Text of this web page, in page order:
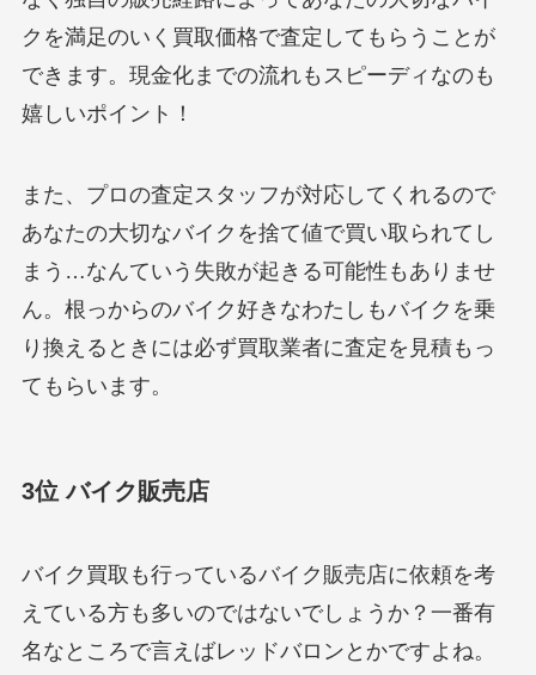
クを満足のいく買取価格で査定してもらうことが
できます。現金化までの流れもスピーディなのも
嬉しいポイント！
また、プロの査定スタッフが対応してくれるので
あなたの大切なバイクを捨て値で買い取られてし
まう…なんていう失敗が起きる可能性もありませ
ん。根っからのバイク好きなわたしもバイクを乗
り換えるときには必ず買取業者に査定を見積もっ
てもらいます。
3位 バイク販売店
バイク買取も行っているバイク販売店に依頼を考
えている方も多いのではないでしょうか？一番有
名なところで言えばレッドバロンとかですよね。